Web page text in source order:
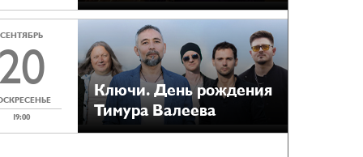
СЕНТЯБРЬ
19:00
Ключи. День рождения
Тимура Валеева